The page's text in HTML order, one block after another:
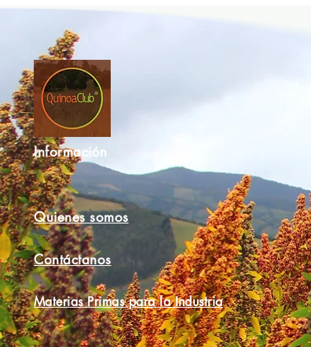
Información
Quienes somos
Contáctanos
Materias Primas para la Industria